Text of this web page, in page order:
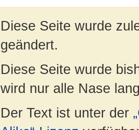
Diese Seite wurde
geändert.
Diese Seite wurde
wird nur alle Nase
Der Text ist unter der